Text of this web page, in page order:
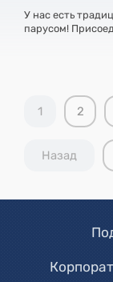
У нас есть
парусом!
1 2
Назад